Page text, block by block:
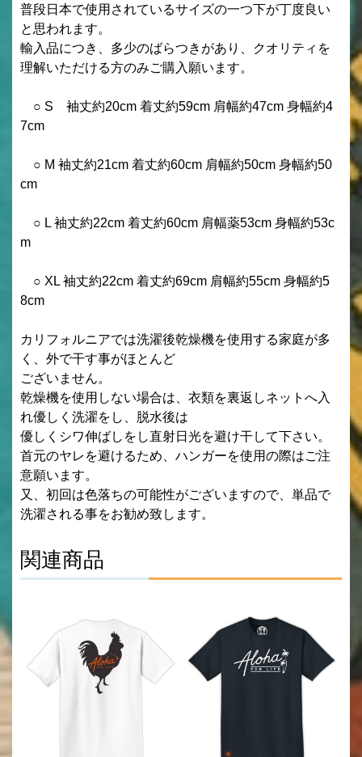
普段日本で使用されているサイズの一つ下が丁度良い
と思われます。
輸入品につき、多少のばらつきがあり、クオリティを
理解いただける方のみご購入願います。
○ S 袖丈約20cm 着丈約59cm 肩幅約47cm 身幅約4
7cm
○ M 袖丈約21cm 着丈約60cm 肩幅約50cm 身幅約50
cm
○ L 袖丈約22cm 着丈約60cm 肩幅薬53cm 身幅約53c
m
○ XL 袖丈約22cm 着丈約69cm 肩幅約55cm 身幅約5
8cm
カリフォルニアでは洗濯後乾燥機を使用する家庭が多
く、外で干す事がほとんど
ございません。
乾燥機を使用しない場合は、衣類を裏返しネットへ入
れ優しく洗濯をし、脱水後は
優しくシワ伸ばしをし直射日光を避け干して下さい。
首元のヤレを避けるため、ハンガーを使用の際はご注
意願います。
又、初回は色落ちの可能性がございますので、単品で
洗濯される事をお勧め致します。
関連商品